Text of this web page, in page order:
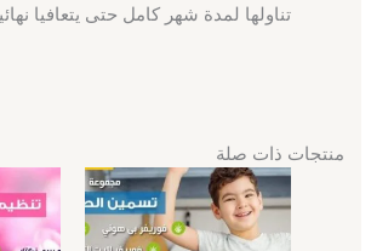
تناولها لمدة شهر كامل حتى يتعافيا
منتجات ذات صلة